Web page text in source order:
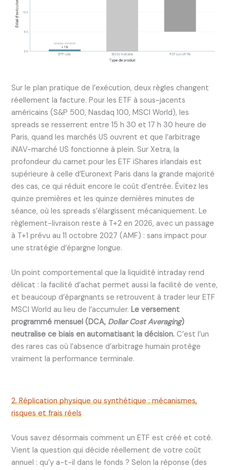
Sur le plan pratique de l’exécution, deux règles changent
réellement la facture. Pour les ETF à sous-jacents
américains (S&P 500, Nasdaq 100, MSCI World), les
spreads se resserrent entre 15 h 30 et 17 h 30 heure de
Paris, quand les marchés US ouvrent et que l’arbitrage
iNAV-marché US fonctionne à plein. Sur Xetra, la
profondeur du carnet pour les ETF iShares irlandais est
supérieure à celle d’Euronext Paris dans la grande majorité
des cas, ce qui réduit encore le coût d’entrée. Évitez les
quinze premières et les quinze dernières minutes de
séance, où les spreads s’élargissent mécaniquement. Le
règlement-livraison reste à T+2 en 2026, avec un passage
à T+1 prévu au 11 octobre 2027 (AMF) : sans impact pour
une stratégie d’épargne longue.
Un point comportemental que la liquidité intraday rend
délicat : la facilité d’achat permet aussi la facilité de vente,
et beaucoup d’épargnants se retrouvent à trader leur ETF
MSCI World au lieu de l’accumuler.Le versement
programmé mensuel (DCA, Dollar Cost Averaging)
neutralise ce biais en automatisant la décision. C’est l’un
des rares cas où l’absence d’arbitrage humain protège
vraiment la performance terminale.
2. Réplication physique ou synthétique : mécanismes,
risques et frais réels
Vous savez désormais comment un ETF est créé et coté.
Vient la question qui décide réellement de votre coût
annuel : qu’y a-t-il dans le fonds ? Selon la réponse (des